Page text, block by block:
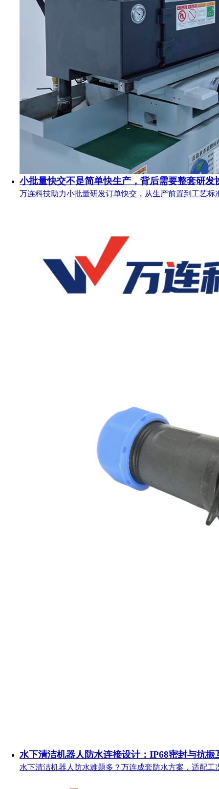
小批量快交不是简单快生产，背后需要整套研发
万连科技助力小批量研发订单快交，从生产前置到工艺标
水下清洁机器人防水连接设计：IP68密封与抗振
水下清洁机器人防水难题多？万连成套防水方案，适配